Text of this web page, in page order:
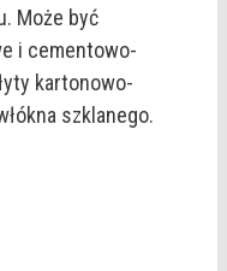
Może być
i cementowo-
kartonowo-
szklanego.